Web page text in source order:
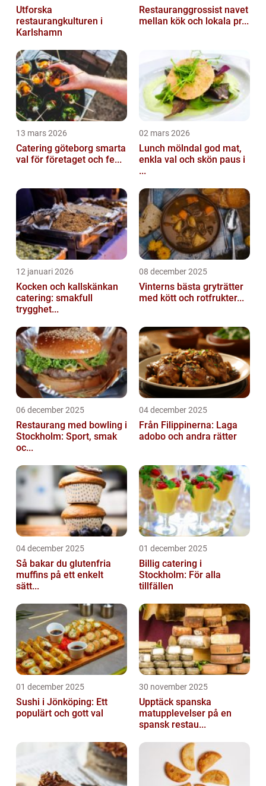
Utforska
restaurangkulturen i
Karlshamn
Restauranggrossist navet
mellan kök och lokala pr...
13 mars 2026
Catering göteborg smarta
val för företaget och fe...
02 mars 2026
Lunch mölndal god mat,
enkla val och skön paus i
...
12 januari 2026
Kocken och kallskänkan
catering: smakfull
trygghet...
08 december 2025
Vinterns bästa gryträtter
med kött och rotfrukter...
06 december 2025
Restaurang med bowling i
Stockholm: Sport, smak
oc...
04 december 2025
Från Filippinerna: Laga
adobo och andra rätter
04 december 2025
Så bakar du glutenfria
muffins på ett enkelt
sätt...
01 december 2025
Billig catering i
Stockholm: För alla
tillfällen
01 december 2025
Sushi i Jönköping: Ett
populärt och gott val
30 november 2025
Upptäck spanska
matupplevelser på en
spansk restau...